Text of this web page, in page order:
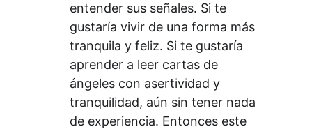
entender sus señales. Si te
gustaría vivir de una forma más
tranquila y feliz. Si te gustaría
aprender a leer cartas de
ángeles con asertividad y
tranquilidad, aún sin tener nada
de experiencia. Entonces este